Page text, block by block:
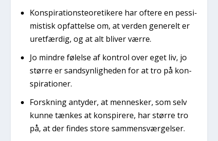
Kon­spira­tions­te­o­re­ti­ke­re har ofte­re en pes­si­
mi­stisk opfat­tel­se om, at ver­den gene­relt er
uret­fær­dig, og at alt bli­ver vær­re.
Jo min­dre følel­se af kon­trol over eget liv, jo
stør­re er sand­syn­lig­he­den for at tro på kon­
spira­tio­ner.
Forsk­ning anty­der, at men­ne­sker, som selv
kun­ne tæn­kes at kon­spi­re­re, har stør­re tro
på, at der fin­des sto­re sam­men­svær­gel­ser.